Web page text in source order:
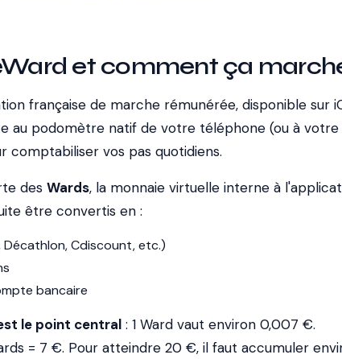
et comment ça
française de marche rémunérée, disponible sur
au podomètre natif de votre téléphone (ou à votre
vos pas quotidiens.
des Wards, la monnaie virtuelle interne à
être convertis en :
Cdiscount, etc.)
bancaire
le point central : 1 Ward vaut environ 0,007 €.
= 7 €. Pour atteindre 20 €, il faut accumuler